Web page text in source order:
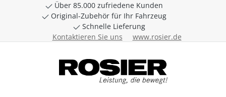
Zum Hauptinhalt springen
Über 85.000 zufriedene Kunden
Original-Zubehör für Ihr Fahrzeug
Schnelle Lieferung
Kontaktieren Sie uns
www.rosier.de